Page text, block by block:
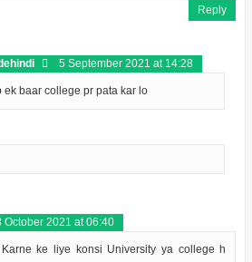
Reply
5 September 2021 at 14:28
ek baar college pr pata kar lo
October 2021 at 06:40
ke liye konsi University ya college h